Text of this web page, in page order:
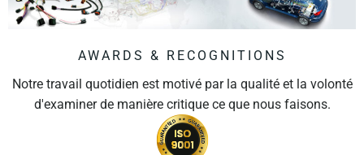
AWARDS & RECOGNITIONS
Notre travail quotidien est motivé par la qualité et la volonté
d'examiner de manière critique ce que nous faisons.